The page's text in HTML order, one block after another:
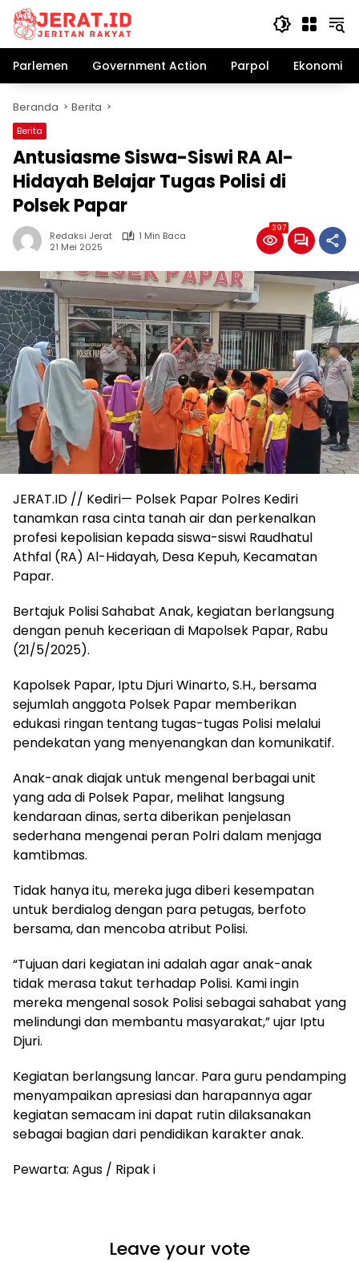
Langsung
konten
Parlemen
Government Action Parpol Ekonomi
Beranda Berita
Berita
Antusiasme Siswa-Siswi RA Al-
Hidayah Belajar Tugas Polisi di
Polsek Papar
Redaksi Jerat
1 Min Baca
21 Mei 2025
397
JERAT.ID // Kediri— Polsek Papar Polres Kediri
tanamkan rasa cinta tanah air dan perkenalkan
profesi kepolisian kepada siswa-siswi Raudhatul
Athfal (RA) Al-Hidayah, Desa Kepuh, Kecamatan
Papar.
Bertajuk Polisi Sahabat Anak, kegiatan berlangsung
dengan penuh keceriaan di Mapolsek Papar, Rabu
(21/5/2025).
Kapolsek Papar, Iptu Djuri Winarto, S.H., bersama
sejumlah anggota Polsek Papar memberikan
edukasi ringan tentang tugas-tugas Polisi melalui
pendekatan yang menyenangkan dan komunikatif.
Anak-anak diajak untuk mengenal berbagai unit
yang ada di Polsek Papar, melihat langsung
kendaraan dinas, serta diberikan penjelasan
sederhana mengenai peran Polri dalam menjaga
kamtibmas.
Tidak hanya itu, mereka juga diberi kesempatan
untuk berdialog dengan para petugas, berfoto
bersama, dan mencoba atribut Polisi.
“Tujuan dari kegiatan ini adalah agar anak-anak
tidak merasa takut terhadap Polisi. Kami ingin
mereka mengenal sosok Polisi sebagai sahabat yang
melindungi dan membantu masyarakat,” ujar Iptu
Djuri.
Kegiatan berlangsung lancar. Para guru pendamping
menyampaikan apresiasi dan harapannya agar
kegiatan semacam ini dapat rutin dilaksanakan
sebagai bagian dari pendidikan karakter anak.
Pewarta: Agus / Ripak i
Leave your vote